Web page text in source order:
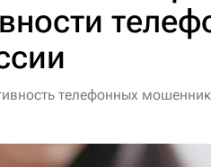
телефонных